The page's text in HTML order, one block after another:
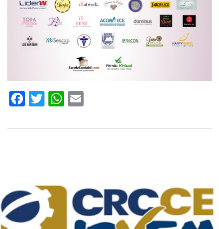
Facebook
TwitterWhatsApp